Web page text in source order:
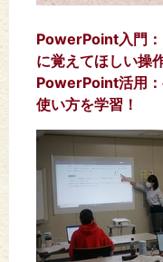
PowerPoint入門
に覚えてほしい操
PowerPoint活用
使い方を学習！